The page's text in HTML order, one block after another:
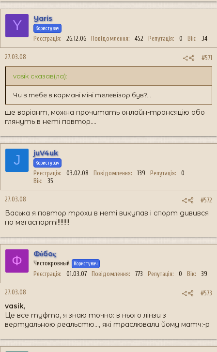
Y Yaris
Користувач
Реєстрація 26.12.06 Повідомлення 452 Репутація 0 Вік 34
27.03.08 #571
vasik сказав(ла):
Чи в тебе в кармані міні телевізор був?...
ше варіант, можна прочитать онлайн-трансяцію або
глянуть в неті повтор....
J juV4uk
Користувач
Реєстрація 03.02.08 Повідомлення 139 Репутація
0
Вік
35
27.03.08 #572
Васька я повтор трохи в неті викупав і спорт дивився
по мегаспорті!!!!!!!!
Ф Фόбоς
Чистокровный Користувач
Реєстрація 01.03.07 Повідомлення 773 Репутація 0 Вік 39
27.03.08 #573
vasik,
Це все туфта, я знаю точно: в нього лінзи з
вертуальною реальстю..., які траслювали йому матч:-p